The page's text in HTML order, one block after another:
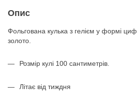
Опис
Фольгована кулька з гелієм у формі
золото.
Розмір кулі 100 сантиметрів.
Літає від тиждня